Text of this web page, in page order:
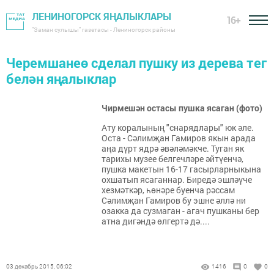
ЛЕНИНОГОРСК ЯҢАЛЫКЛАРЫ
"Заман сулышы" газетасы - Лениногорск районы
16+
Черемшанеө сделал пушку из дерева тег
белән яңалыклар
Чирмешән остасы пушка ясаган (фото)
Ату коралының "снарядлары" юк әле.
Оста - Сәлимҗан Гамиров якын арада
аңа дүрт ядрә әвәләмәкче. Туган як
тарихы музее белгечләре әйтүенчә,
пушка макетын 16-17 гасырларныкына
охшатып ясаганнар. Биредә эшләүче
хезмәткәр, һөнәре буенча рәссам
Сәлимҗан Гамиров бу эшне әллә ни
озакка да сузмаган - агач пушканы бер
атна дигәндә өлгертә дә....
03 декабрь 2015, 06:02 1416 0 0